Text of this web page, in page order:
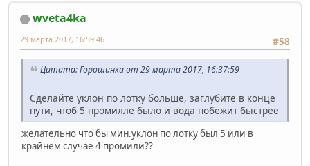
wveta4ka
#58
29 марта 2017, 16:59:46
Цитата: Горошинка от 29 марта 2017, 16:37:59
Сделайте уклон по лотку больше, заглубите в конце
пути, чтоб 5 промилле было и вода побежит быстрее
желательно что бы мин.уклон по лотку был 5 или в
крайнем случае 4 промили??